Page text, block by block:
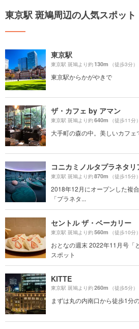
東京駅 斑鳩周辺の人気スポット
東京駅
東京駅 斑鳩より約130m （徒歩3分）
東京駅からかがやきで
ザ・カフェ by アマン
東京駅 斑鳩より約640m （徒歩11分）
大手町の森の中。美しいカフェ
コニカミノルタプラネタ
東京駅 斑鳩より約870m （徒歩15分）
2018年12月にオープンした複
「プラネタ...
セントル ザ・ベーカリー
東京駅 斑鳩より約560m （徒歩10分）
おとなの週末 2022年11月号「
スポット
KITTE
東京駅 斑鳩より約260m （徒歩5分）
まずは丸の内南口から徒歩1分